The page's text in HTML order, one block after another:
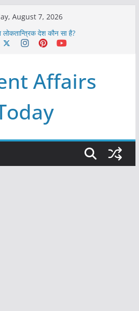
August 7, 2026
लोकतान्त्रिक देश कौन सा है?
and its Management
के शासन होते है?Affairs